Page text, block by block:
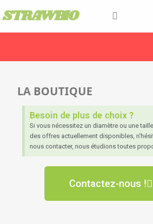
STRAWBIO
LA BOUTIQUE
Besoin de plus de choix ?
Si vous nécessitez un diamètre ou une
des offres actuellement disponibles,
nous contacter, nous étudions toutes
Contactez-nous !